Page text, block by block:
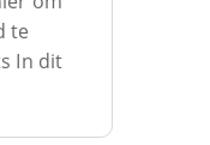
te
In dit